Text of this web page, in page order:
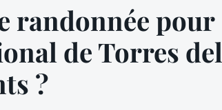
randonnée pour
de Torres del
?